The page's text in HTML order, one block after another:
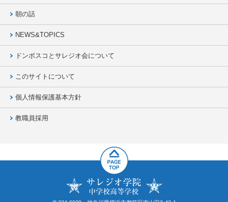
朝の話
NEWS&TOPICS
ドンボスコとサレジオ会について
このサイトについて
個人情報保護基本方針
教職員採用